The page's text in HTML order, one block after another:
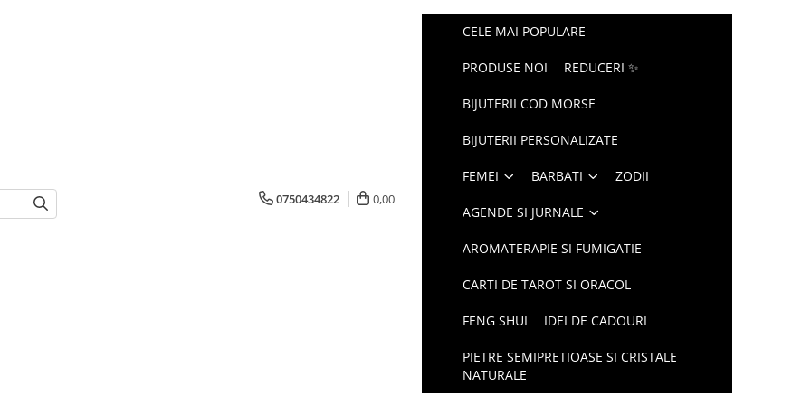
0750434822 0,00
CELE MAI POPULARE
PRODUSE NOI REDUCERI ✨
BIJUTERII COD MORSE
BIJUTERII PERSONALIZATE
FEMEI BARBATI ZODII
AGENDE SI JURNALE
AROMATERAPIE SI FUMIGATIE
CARTI DE TAROT SI ORACOL
FENG SHUI IDEI DE CADOURI
PIETRE SEMIPRETIOASE SI CRISTALE
NATURALE